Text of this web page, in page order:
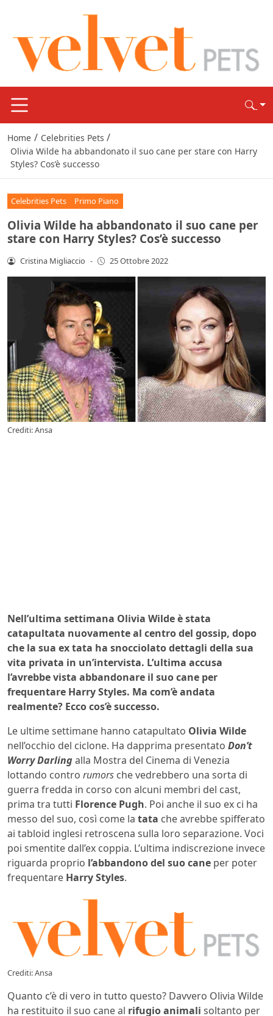
Home / Celebrities Pets /
Olivia Wilde ha abbandonato il suo cane per stare con Harry
Styles? Cos’è successo
Celebrities Pets Primo Piano
Olivia Wilde ha abbandonato il suo cane per
stare con Harry Styles? Cos’è successo
Cristina Migliaccio - 25 Ottobre 2022
Crediti: Ansa
Nell’ultima settimana Olivia Wilde è stata
catapultata nuovamente al centro del gossip, dopo
che la sua ex tata ha snocciolato dettagli della sua
vita privata in un’intervista. L’ultima accusa
l’avrebbe vista abbandonare il suo cane per
frequentare Harry Styles. Ma com’è andata
realmente? Ecco cos’è successo.
Le ultime settimane hanno catapultato Olivia Wilde
nell’occhio del ciclone. Ha dapprima presentato Don’t
Worry Darlingalla Mostra del Cinema di Venezia
lottando contro rumors che vedrebbero una sorta di
guerra fredda in corso con alcuni membri del cast,
prima tra tutti Florence Pugh. Poi anche il suo ex ci ha
messo del suo, così come la tata che avrebbe spifferato
ai tabloid inglesi retroscena sulla loro separazione. Voci
poi smentite dall’ex coppia. L’ultima indiscrezione invece
riguarda proprio l’abbandono del suo cane per poter
frequentare Harry Styles.
Crediti: Ansa
Quanto c’è di vero in tutto questo? Davvero Olivia Wilde
ha restituito il suo cane al rifugio animali soltanto per